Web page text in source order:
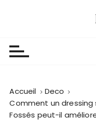
Accueil
Deco
Comment un
Fossés peut-il